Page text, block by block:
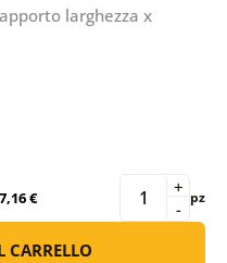
larghezza x
€ -
+ pz
CARRELLO